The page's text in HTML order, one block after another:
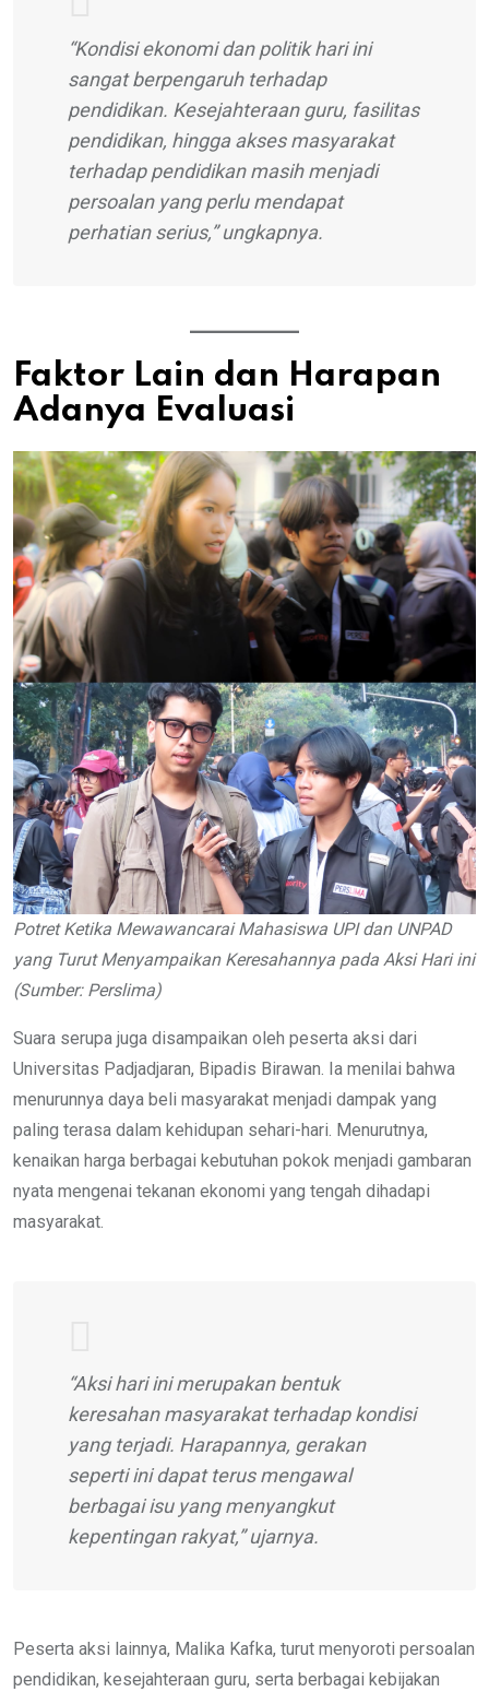
“Kondisi ekonomi dan politik hari ini
sangat berpengaruh terhadap
pendidikan. Kesejahteraan guru, fasilitas
pendidikan, hingga akses masyarakat
terhadap pendidikan masih menjadi
persoalan yang perlu mendapat
perhatian serius,” ungkapnya.
Faktor Lain dan Harapan
Adanya Evaluasi
Potret Ketika Mewawancarai Mahasiswa UPI dan UNPAD
yang Turut Menyampaikan Keresahannya pada Aksi Hari ini
(Sumber: Perslima)
Suara serupa juga disampaikan oleh peserta aksi dari
Universitas Padjadjaran, Bipadis Birawan. Ia menilai bahwa
menurunnya daya beli masyarakat menjadi dampak yang
paling terasa dalam kehidupan sehari-hari. Menurutnya,
kenaikan harga berbagai kebutuhan pokok menjadi gambaran
nyata mengenai tekanan ekonomi yang tengah dihadapi
masyarakat.
“Aksi hari ini merupakan bentuk
keresahan masyarakat terhadap kondisi
yang terjadi. Harapannya, gerakan
seperti ini dapat terus mengawal
berbagai isu yang menyangkut
kepentingan rakyat,” ujarnya.
Peserta aksi lainnya, Malika Kafka, turut menyoroti persoalan
pendidikan, kesejahteraan guru, serta berbagai kebijakan